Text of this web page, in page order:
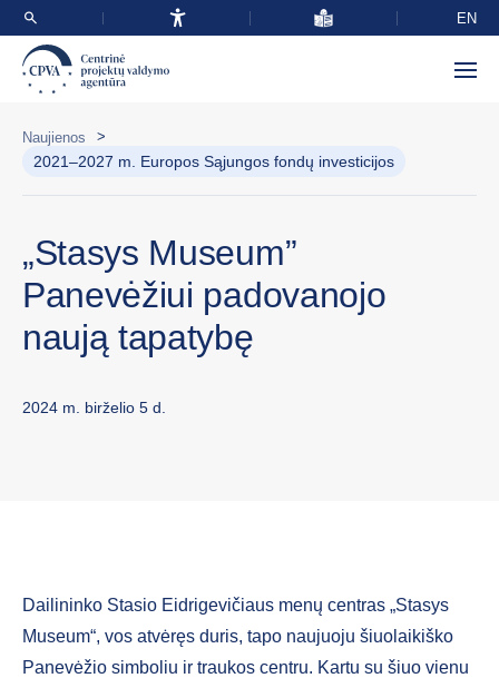
EN
Naujienos >
2021–2027 m. Europos Sąjungos fondų investicijos
„Stasys Museum”
Panevėžiui padovanojo
naują tapatybę
2024 m. birželio 5 d.
Dailininko Stasio Eidrigevičiaus menų centras „Stasys
Museum“, vos atvėręs duris, tapo naujuoju šiuolaikiško
Panevėžio simboliu ir traukos centru. Kartu su šiuo vienu